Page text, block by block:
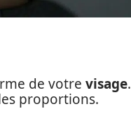
de votre visage.
proportions.